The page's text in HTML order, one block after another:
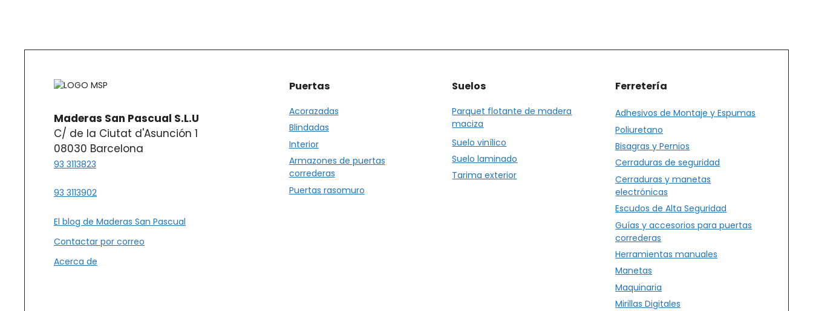
Maderas San Pascual S.L.U
C/ de la Ciutat d'Asunción 1
08030 Barcelona
93 3113823
93 3113902
El blog de Maderas San Pascual
Contactar por correo
Acerca de
Puertas
Acorazadas
Blindadas
Interior
Armazones de puertas
correderas
Puertas rasomuro
Suelos
Parquet flotante de madera
maciza
Suelo vinílico
Suelo laminado
Tarima exterior
Ferretería
Adhesivos de Montaje y Espumas
Poliuretano
Bisagras y Pernios
Cerraduras de seguridad
Cerraduras y manetas
electrónicas
Escudos de Alta Seguridad
Guías y accesorios para puertas
correderas
Herramientas manuales
Manetas
Maquinaria
Mirillas Digitales